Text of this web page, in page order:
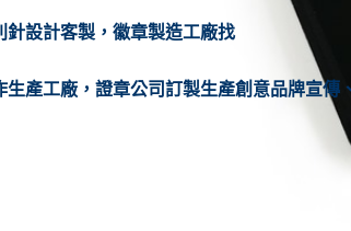
設計客製，徽章製造工廠找
生產工廠，證章公司訂製生產創意品牌宣傳